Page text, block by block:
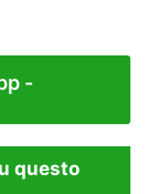
-
questo